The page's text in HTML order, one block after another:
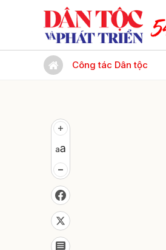
Công tác Dân tộc